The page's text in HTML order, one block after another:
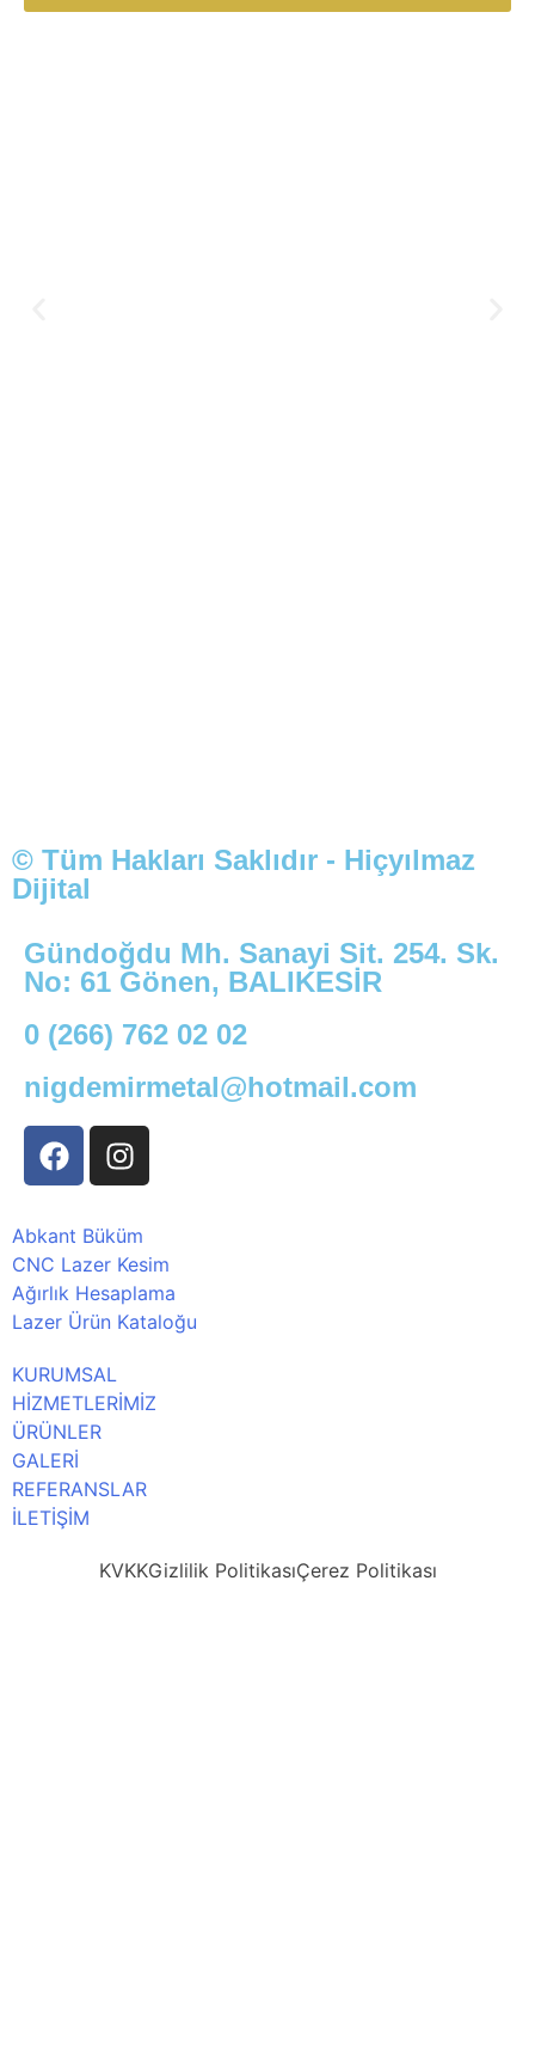
© Tüm Hakları Saklıdır - Hiçyılmaz
Dijital
Gündoğdu Mh. Sanayi Sit. 254. Sk.
No: 61 Gönen, BALIKESİR
0 (266) 762 02 02
nigdemirmetal@hotmail.com
Abkant Büküm
CNC Lazer Kesim
Ağırlık Hesaplama
Lazer Ürün Kataloğu
KURUMSAL
HİZMETLERİMİZ
ÜRÜNLER
GALERİ
REFERANSLAR
İLETİŞİM
KVKKGizlilik PolitikasıÇerez Politikası